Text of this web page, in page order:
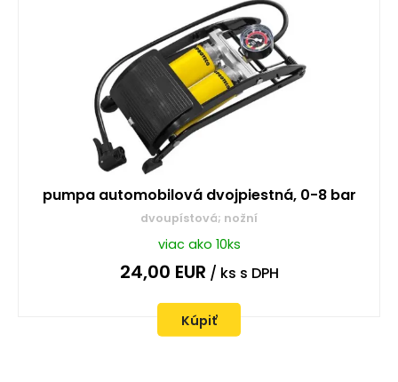
pumpa automobilová dvojpiestná, 0-8 bar
dvoupístová; nožní
viac ako 10ks
24,00 EUR / ks s DPH
Kúpiť